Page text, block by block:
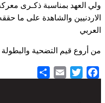
بمناسبة ذكـرى معركة
والشاهدة على ما حققه
قيم التضحية والبطولة
Facebook
Twitter
Email
Share